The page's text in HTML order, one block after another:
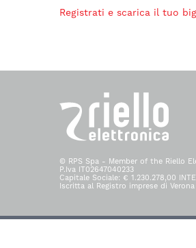
Registrati e scarica il tuo
© RPS Spa - Member of the Riello
P.Iva IT02647040233
Capitale Sociale: € 1.230.278,00
Iscritta al Registro imprese di Verona